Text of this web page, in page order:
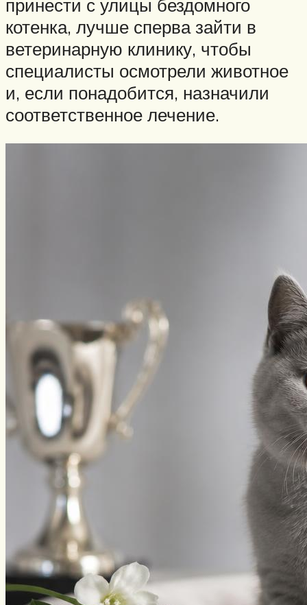
принести с улицы бездомного
котенка, лучше сперва зайти в
ветеринарную клинику, чтобы
специалисты осмотрели животное
и, если понадобится, назначили
соответственное лечение.